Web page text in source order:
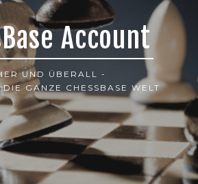
Account
UND ÜBERALL -
GANZE CHESSBASE WELT